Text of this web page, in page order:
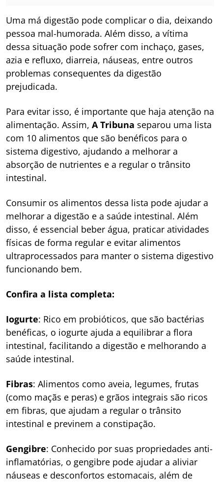
Uma má digestão pode complicar o dia, deixando
pessoa mal-humorada. Além disso, a vítima
dessa situação pode sofrer com inchaço, gases,
azia e refluxo, diarreia, náuseas, entre outros
problemas consequentes da digestão
prejudicada.
Para evitar isso, é importante que haja atenção na
alimentação. Assim, A Tribuna separou uma lista
com 10 alimentos que são benéficos para o
sistema digestivo, ajudando a melhorar a
absorção de nutrientes e a regular o trânsito
intestinal.
Consumir os alimentos dessa lista pode ajudar a
melhorar a digestão e a saúde intestinal. Além
disso, é essencial beber água, praticar atividades
físicas de forma regular e evitar alimentos
ultraprocessados para manter o sistema digestivo
funcionando bem.
Confira a lista completa:
Iogurte: Rico em probióticos, que são bactérias
benéficas, o iogurte ajuda a equilibrar a flora
intestinal, facilitando a digestão e melhorando a
saúde intestinal.
Fibras: Alimentos como aveia, legumes, frutas
(como maçãs e peras) e grãos integrais são ricos
em fibras, que ajudam a regular o trânsito
intestinal e previnem a constipação.
Gengibre: Conhecido por suas propriedades anti-
inflamatórias, o gengibre pode ajudar a aliviar
náuseas e desconfortos estomacais, além de